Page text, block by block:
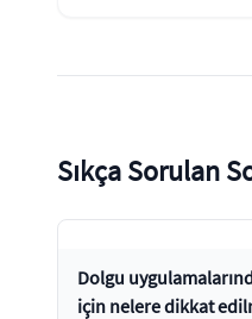
Sıkça Sorulan
Dolgu
için nelere dikkat